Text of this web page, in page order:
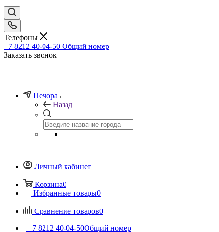
Телефоны
+7 8212 40-04-50 Общий номер
Заказать звонок
Печора
Назад
Личный кабинет
Корзина0
Избранные товары0
Сравнение товаров0
+7 8212 40-04-50Общий номер